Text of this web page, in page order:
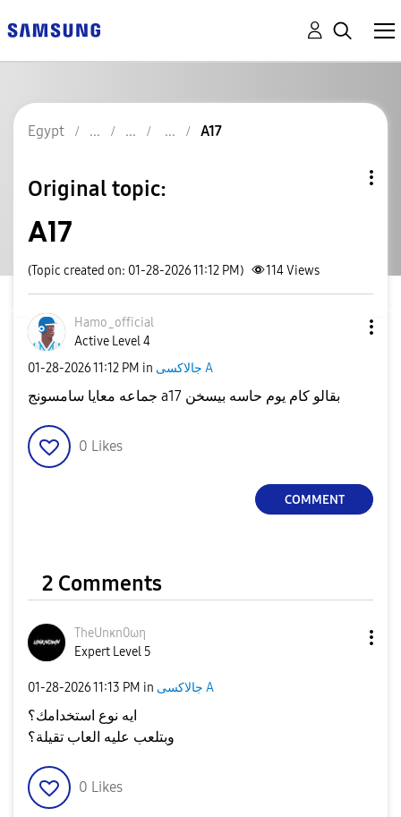
Egypt A17
Original topic:
A17
(Topic created on: 01-28-2026 11:12 PM) 114Views
Hamo_official
Active Level 4
‎01-28-202611:12 PM in جالاكسى A
جماعه معايا سامسونج a17 بقالو كام يوم حاسه بيسخن
0 Likes
COMMENT
2 Comments
TheUnκn0ωη
Expert Level 5
‎01-28-202611:13 PM in جالاكسى A
ايه نوع استخدامك؟
وبتلعب عليه العاب تقيلة؟
0 Likes